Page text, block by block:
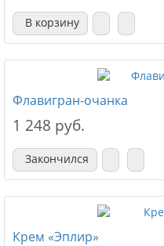
В корзину
Флавигран-очанка
1 248 руб.
Закончился
Крем «Эплир»